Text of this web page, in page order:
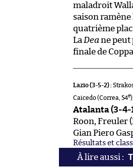
maladroit
saison
quatrième
La Dea ne peut
finale de
Lazio (3-5-2) :
Caicedo (Correa, 54e
Atalanta (3-4-
Roon, Freuler
Gian Piero
Résultats et